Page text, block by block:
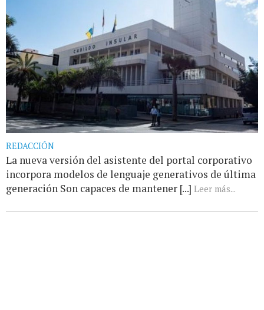
REDACCIÓN
La nueva versión del asistente del portal corporativo
incorpora modelos de lenguaje generativos de última
generación Son capaces de mantener [...] Leer más...